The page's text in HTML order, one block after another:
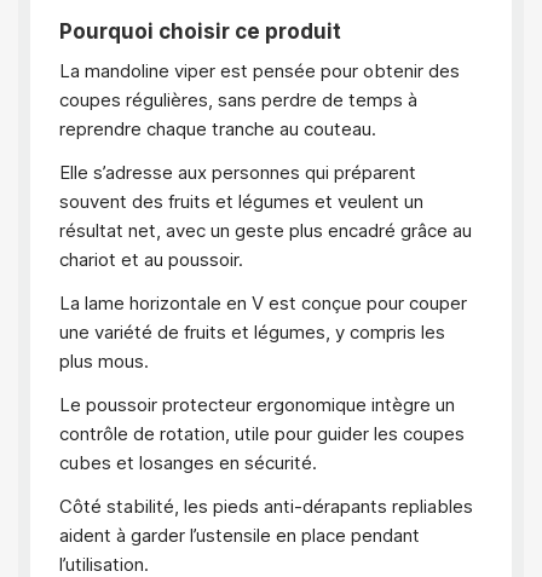
Pourquoi choisir ce produit
La mandoline viper est pensée pour obtenir des
coupes régulières, sans perdre de temps à
reprendre chaque tranche au couteau.
Elle s’adresse aux personnes qui préparent
souvent des fruits et légumes et veulent un
résultat net, avec un geste plus encadré grâce au
chariot et au poussoir.
La lame horizontale en V est conçue pour couper
une variété de fruits et légumes, y compris les
plus mous.
Le poussoir protecteur ergonomique intègre un
contrôle de rotation, utile pour guider les coupes
cubes et losanges en sécurité.
Côté stabilité, les pieds anti-dérapants repliables
aident à garder l’ustensile en place pendant
l’utilisation.